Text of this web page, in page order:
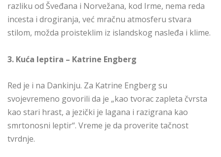
razliku od Šveđana i Norvežana, kod Irme, nema reda
incesta i drogiranja, već mračnu atmosferu stvara
stilom, možda proisteklim iz islandskog nasleđa i klime.
3. Kuća leptira – Katrine Engberg
Red je i na Dankinju. Za Katrine Engberg su
svojevremeno govorili da je „kao tvorac zapleta čvrsta
kao stari hrast, a jezički je lagana i razigrana kao
smrtonosni leptir“. Vreme je da proverite tačnost
tvrdnje.